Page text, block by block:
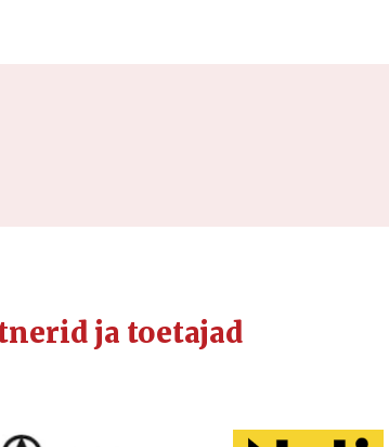
ja toetajad